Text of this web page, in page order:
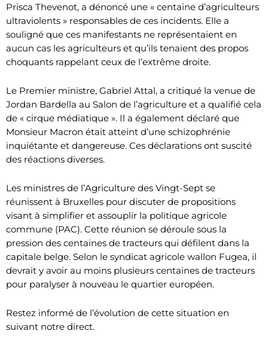
Prisca Thevenot, a dénoncé une « centaine d’agriculteurs
ultraviolents » responsables de ces incidents. Elle a
souligné que ces manifestants ne représentaient en
aucun cas les agriculteurs et qu’ils tenaient des propos
choquants rappelant ceux de l’extrême droite.
Le Premier ministre, Gabriel Attal, a critiqué la venue de
Jordan Bardella au Salon de l’agriculture et a qualifié cela
de « cirque médiatique ». Il a également déclaré que
Monsieur Macron était atteint d’une schizophrénie
inquiétante et dangereuse. Ces déclarations ont suscité
des réactions diverses.
Les ministres de l’Agriculture des Vingt-Sept se
réunissent à Bruxelles pour discuter de propositions
visant à simplifier et assouplir la politique agricole
commune (PAC). Cette réunion se déroule sous la
pression des centaines de tracteurs qui défilent dans la
capitale belge. Selon le syndicat agricole wallon Fugea, il
devrait y avoir au moins plusieurs centaines de tracteurs
pour paralyser à nouveau le quartier européen.
Restez informé de l’évolution de cette situation en
suivant notre direct.